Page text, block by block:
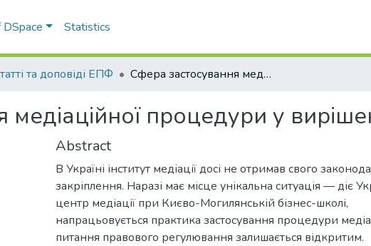
Statistics
та доповіді ЕПФ Сфера застосування медіаційної процедури у вирішенні спорів
процедури у
Abstract
В Україні інститут медіації досі не отримав свого
закріплення. Наразі має місце унікальна ситуація — діє
центр медіації при Києво-Могилянській бізнес-школі,
напрацьовується практика застосування процедури
питання правового регулювання залишається відкритим.